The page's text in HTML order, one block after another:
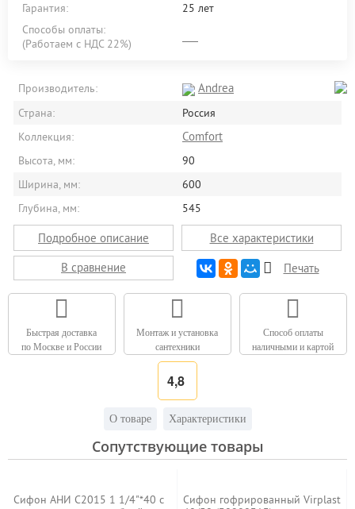
Гарантия:
25 лет
Способы оплаты:
(Работаем с НДС 22%)
Производитель: Andrea
Страна:
Россия
Коллекция:
Comfort
Высота, мм:
90
Ширина, мм:
600
Глубина, мм:
545
Подробное описание
Все характеристики
В сравнение
Печать
Быстрая доставка
по Москве и России
Монтаж и установка
сантехники
Способ оплаты
наличными и картой
4,8
О товаре Характеристики
Сопутствующие товары
Сифон АНИ C2015 1 1/4"*40 с
Сифон гофрированный Virplast